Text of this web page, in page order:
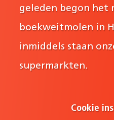
geleden begon het
boekweitmolen in
inmiddels staan
supermarkten.
Cookie